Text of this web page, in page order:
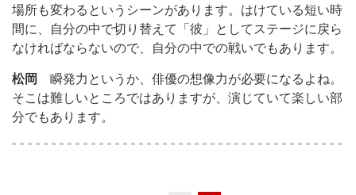
場所も変わるというシーンがあります。はけている短い時
間に、自分の中で切り替えて「彼」としてステージに戻ら
なければならないので、自分の中での戦いでもあります。
松岡
瞬発力というか、俳優の想像力が必要になるよね。
そこは難しいところではありますが、演じていて楽しい部
分でもあります。